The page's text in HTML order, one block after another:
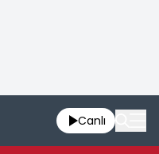
Canlı